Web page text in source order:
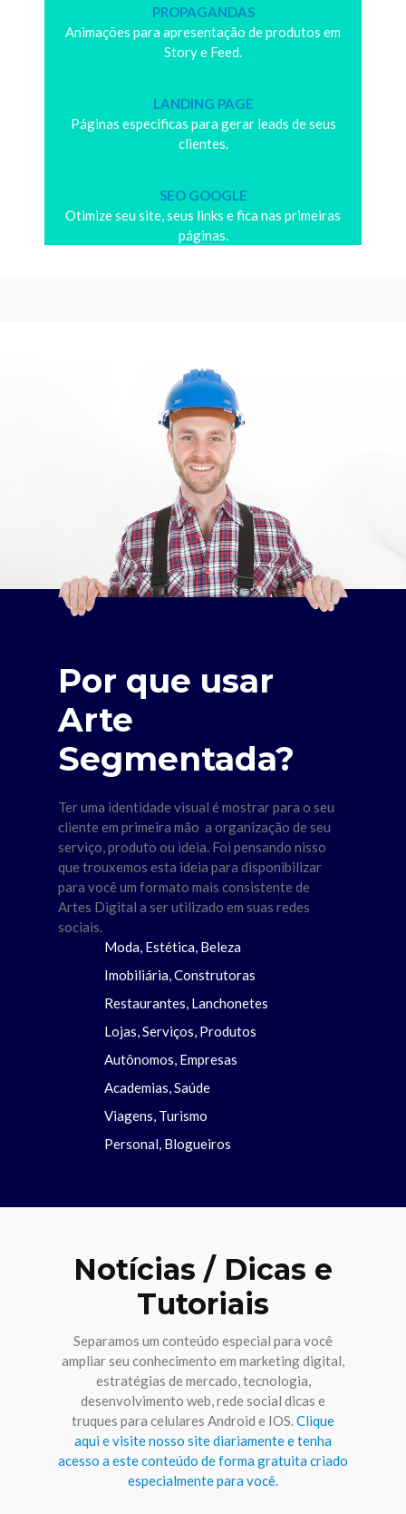
PROPAGANDAS
Animações para apresentação de produtos em
Story e Feed.
LANDING PAGE
Páginas especificas para gerar leads de seus
clientes.
SEO GOOGLE
Otimize seu site, seus links e fica nas primeiras
páginas.
Por que usar
Arte
Segmentada?
Ter uma identidade visual é mostrar para o seu
cliente em primeira mão a organização de seu
serviço, produto ou ideia. Foi pensando nisso
que trouxemos esta ideia para disponibilizar
para você um formato mais consistente de
Artes Digital a ser utilizado em suas redes
sociais.
Moda, Estética, Beleza
Imobiliária, Construtoras
Restaurantes, Lanchonetes
Lojas, Serviços, Produtos
Autônomos, Empresas
Academias, Saúde
Viagens, Turismo
Personal, Blogueiros
Notícias / Dicas e
Tutoriais
Separamos um conteúdo especial para você
ampliar seu conhecimento em marketing digital,
estratégias de mercado, tecnologia,
desenvolvimento web, rede social dicas e
truques para celulares Android e IOS.Clique
aqui e visite nosso site diariamente e tenha
acesso a este conteúdo de forma gratuita criado
especialmente para você.